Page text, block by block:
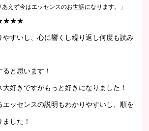
えず今はエッセンスのお世話になります。」
やすいし、心に響くし繰り返し何度も読み
と思います！
好きですがもっと好きになりました！
エッセンスの説明もわかりやすいし、順を
した！